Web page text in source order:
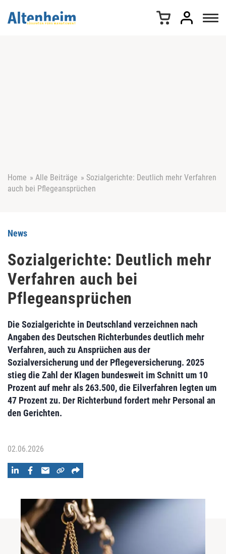
Home » Alle Beiträge » Sozialgerichte: Deutlich mehr Verfahren
auch bei Pflegeansprüchen
News
Sozialgerichte: Deutlich mehr
Verfahren auch bei
Pflegeansprüchen
Die Sozialgerichte in Deutschland verzeichnen nach
Angaben des Deutschen Richterbundes deutlich mehr
Verfahren, auch zu Ansprüchen aus der
Sozialversicherung und der Pflegeversicherung. 2025
stieg die Zahl der Klagen bundesweit im Schnitt um 10
Prozent auf mehr als 263.500, die Eilverfahren legten um
47 Prozent zu. Der Richterbund fordert mehr Personal an
den Gerichten.
02.06.2026